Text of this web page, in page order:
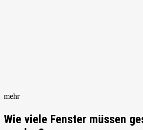
mehr
Wie viele Fenster müssen